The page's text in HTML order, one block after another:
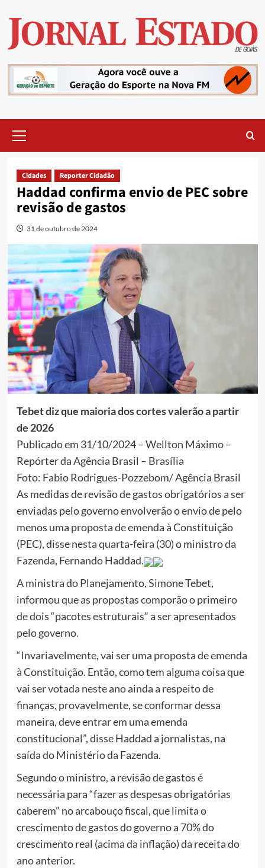
content
Menu
Cidades Reporter Cidadão
Haddad confirma envio de PEC sobre
revisão de gastos
31 de outubro de 2024
Tebet diz que maioria dos cortes valerão a partir
de 2026
Publicado em 31/10/2024 – Wellton Máximo –
Repórter da Agência Brasil – Brasília
Foto: Fabio Rodrigues-Pozzebom/ Agência Brasil
As medidas de revisão de gastos obrigatórios a ser
enviadas pelo governo envolverão o envio de pelo
menos uma proposta de emenda à Constituição
(PEC), disse nesta quarta-feira (30) o ministro da
Fazenda, Fernando Haddad.
A ministra do Planejamento, Simone Tebet,
informou que as propostas comporão o primeiro
de dois “pacotes estruturais” a ser apresentados
pelo governo.
“Invariavelmente, vai ser uma proposta de emenda
à Constituição. Então, como tem alguma coisa que
vai ser votada neste ano ainda a respeito de
finanças, provavelmente, se conformar dessa
maneira, deve entrar em uma emenda
constitucional”, disse Haddad a jornalistas, na
saída do Ministério da Fazenda.
Segundo o ministro, a revisão de gastos é
necessária para “fazer as despesas obrigatórias
caberem” no arcabouço fiscal, que limita o
crescimento de gastos do governo a 70% do
crescimento real (acima da inflação) da receita do
ano anterior.